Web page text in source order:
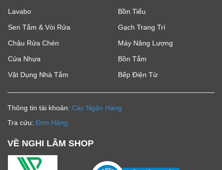
Lavabo
Bồn Tiểu
Sen Tắm & Vòi Rửa
Gạch Trang Trí
Chậu Rửa Chén
Máy Năng Lượng
Cửa Nhựa
Bồn Tắm
Vật Dụng Nhà Tắm
Bếp Điện Từ
Thông tin tài khoản: Các Ngân Hàng
Tra cứu: Đơn Hàng
VỀ NGHI LÂM SHOP